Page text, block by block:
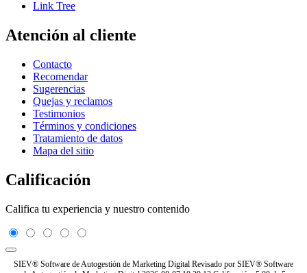
Link Tree
Atención al cliente
Contacto
Recomendar
Sugerencias
Quejas y reclamos
Testimonios
Términos y condiciones
Tratamiento de datos
Mapa del sitio
Calificación
Califica tu experiencia y nuestro contenido
SIEV® Software de Autogestión de Marketing Digital Revisado por SIEV® Software